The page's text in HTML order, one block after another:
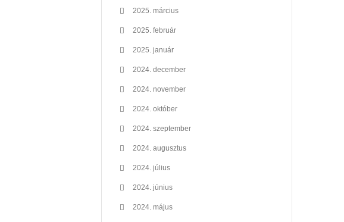
2025. március
2025. február
2025. január
2024. december
2024. november
2024. október
2024. szeptember
2024. augusztus
2024. július
2024. június
2024. május